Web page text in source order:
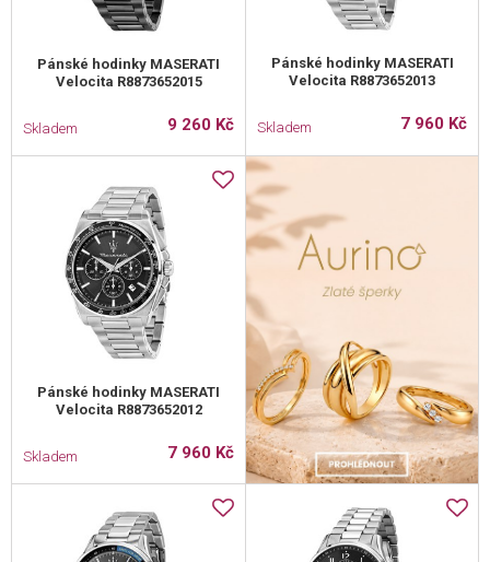
Pánské hodinky MASERATI
Velocita R8873652015
Skladem 9 260 Kč
Pánské hodinky MASERATI
Velocita R8873652013
Skladem 7 960 Kč
Pánské hodinky MASERATI
Velocita R8873652012
Skladem 7 960 Kč